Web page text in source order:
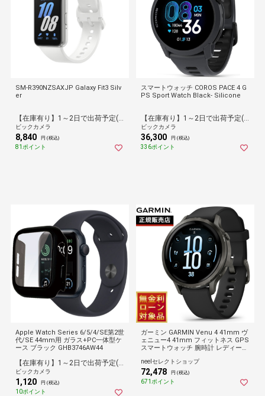
SM-R390NZSAXJP Galaxy Fit3 Silv
er
ビックカメラ
8,840 円 (税込)
81ポイント
スマートウォッチ COROS PACE 4 G
PS Sport Watch Black- Silicone
ビックカメラ
36,300 円 (税込)
336ポイント
Apple Watch Series 6/5/4/SE第2世
代/SE 44mm用 ガラス+PC一体型ケ
ース ブラック GHB3746AW44
ビックカメラ
1,120 円 (税込)
10ポイント
ガーミン GARMIN Venu 4 41mm ヴ
ェニュー4 41mm フィットネス GPS
スマートウォッチ 腕時計 レディース
neelセレクトショップ
72,478 円 (税込)
671ポイント